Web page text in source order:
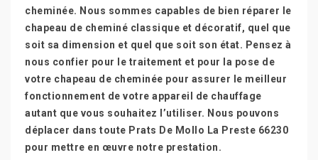
cheminée. Nous sommes capables de bien réparer le
chapeau de cheminé classique et décoratif, quel que
soit sa dimension et quel que soit son état. Pensez à
nous confier pour le traitement et pour la pose de
votre chapeau de cheminée pour assurer le meilleur
fonctionnement de votre appareil de chauffage
autant que vous souhaitez l’utiliser. Nous pouvons
déplacer dans toute Prats De Mollo La Preste 66230
pour mettre en œuvre notre prestation.